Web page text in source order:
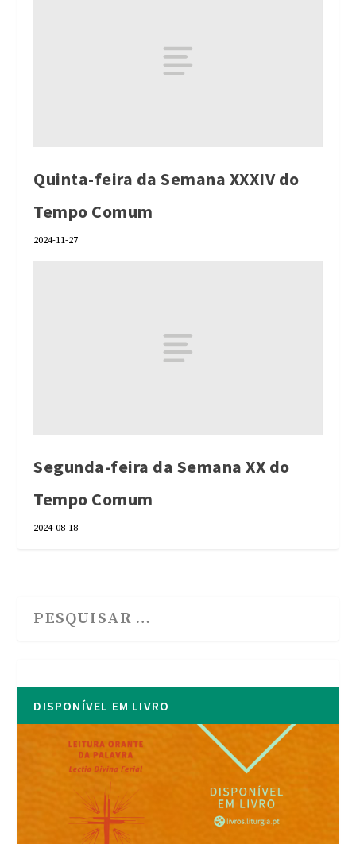
Quinta-feira da Semana XXXIV do
Tempo Comum
2024-11-27
Segunda-feira da Semana XX do
Tempo Comum
2024-08-18
DISPONÍVEL EM LIVRO